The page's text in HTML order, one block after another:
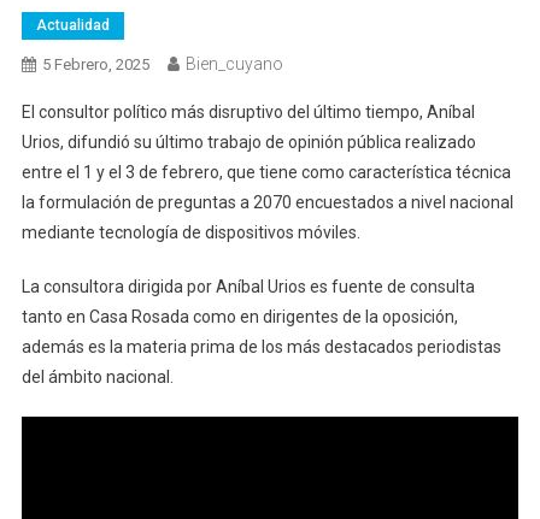
Actualidad
5 Febrero, 2025 Bien_cuyano
El consultor político más disruptivo del último tiempo, Aníbal
Urios, difundió su último trabajo de opinión pública realizado
entre el 1 y el 3 de febrero, que tiene como característica técnica
la formulación de preguntas a 2070 encuestados a nivel nacional
mediante tecnología de dispositivos móviles.
La consultora dirigida por Aníbal Urios es fuente de consulta
tanto en Casa Rosada como en dirigentes de la oposición,
además es la materia prima de los más destacados periodistas
del ámbito nacional.